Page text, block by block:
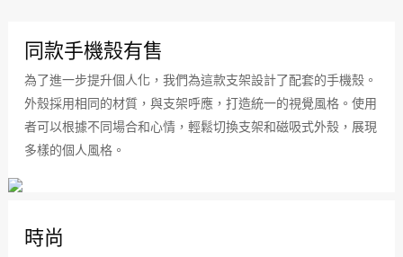
同款手機殼有售
為了進一步提升個人化，我們為這款支架設計了配套的手機殼。
外殼採用相同的材​​質，與支架呼應，打造統一的視覺風格。使用
者可以根據不同場合和心情，輕鬆切換支架和磁吸式外殼，展現
多樣的個人風格。
時尚